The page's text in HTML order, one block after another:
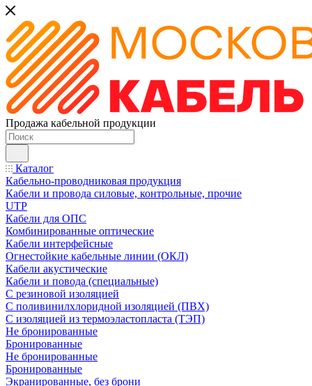
Продажа кабельной продукции
Каталог
Кабельно-проводниковая продукция
Кабели и провода силовые, контрольные, прочие
UTP
Кабели для ОПС
Комбинированные оптические
Кабели интерфейсные
Огнестойкие кабельные линии (ОКЛ)
Кабели акустические
Кабели и повода (специальные)
С резиновой изоляцией
С поливинилхлоридной изоляцией (ПВХ)
С изоляцией из термоэластопласта (ТЭП)
Не бронированные
Бронированные
Не бронированные
Бронированные
Экранированные, без брони